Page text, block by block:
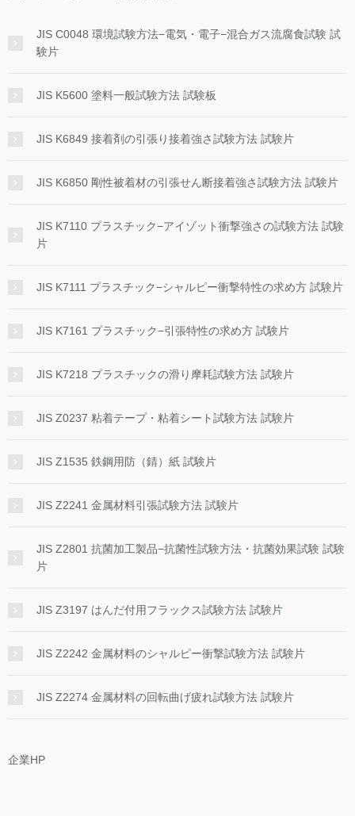
JIS C0048 環境試験方法−電気・電子−混合ガス流腐食試験 試
験片
JIS K5600 塗料一般試験方法 試験板
JIS K6849 接着剤の引張り接着強さ試験方法 試験片
JIS K6850 剛性被着材の引張せん断接着強さ試験方法 試験片
JIS K7110 プラスチック−アイゾット衝撃強さの試験方法 試験
片
JIS K7111 プラスチック−シャルピー衝撃特性の求め方 試験片
JIS K7161 プラスチック−引張特性の求め方 試験片
JIS K7218 プラスチックの滑り摩耗試験方法 試験片
JIS Z0237 粘着テープ・粘着シート試験方法 試験片
JIS Z1535 鉄鋼用防（錆）紙 試験片
JIS Z2241 金属材料引張試験方法 試験片
JIS Z2801 抗菌加工製品−抗菌性試験方法・抗菌効果試験 試験
片
JIS Z3197 はんだ付用フラックス試験方法 試験片
JIS Z2242 金属材料のシャルピー衝撃試験方法 試験片
JIS Z2274 金属材料の回転曲げ疲れ試験方法 試験片
企業HP